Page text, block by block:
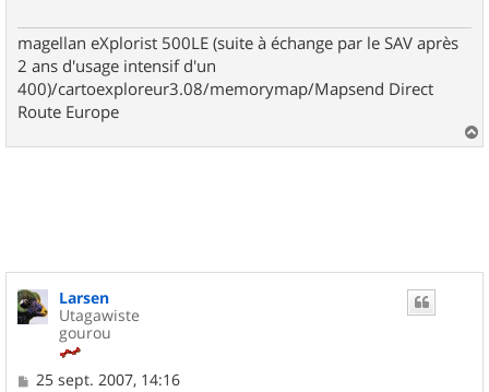
magellan eXplorist 500LE (suite à échange par le SAV après
2 ans d'usage intensif d'un
400)/cartoexploreur3.08/memorymap/Mapsend Direct
Route Europe
a
Larsen
Utagawiste
gourou
M
25 sept. 2007, 14:16